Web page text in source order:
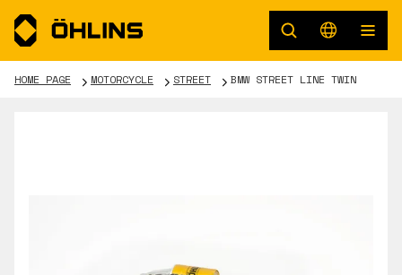
HOME PAGE MOTORCYCLE STREET BMW STREET LINE TWIN